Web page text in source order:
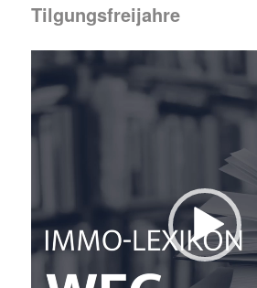
Tilgungsfreijahre